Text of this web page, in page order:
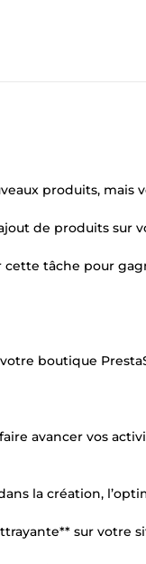
produits, mais
de produits sur
cette tâche pour
boutique
avancer vos
la création,
sur votre